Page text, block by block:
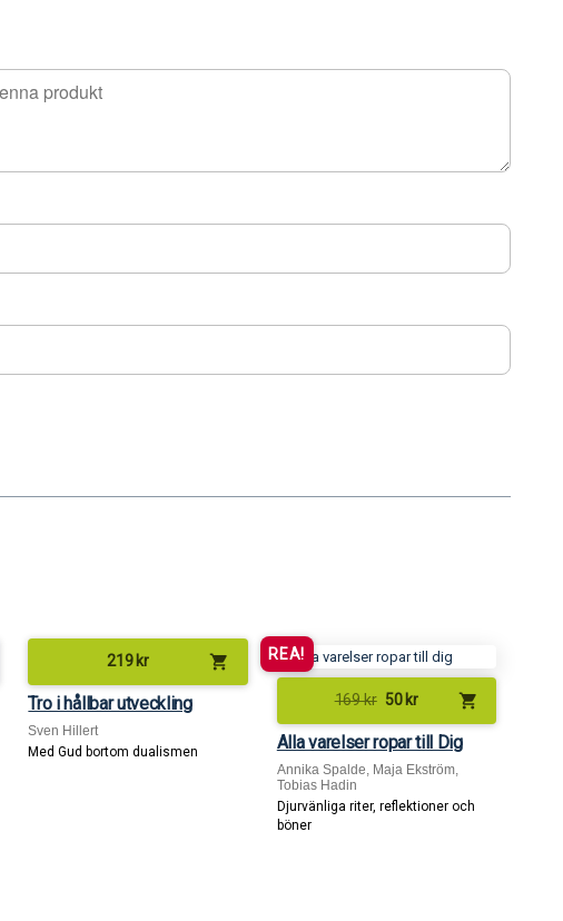
219 kr shopping_cart
Tro i hållbar utveckling
Sven Hillert
Med Gud bortom dualismen
REA!
169kr 50 kr shopping_cart
Alla varelser ropar till Dig
Annika Spalde, Maja Ekström,
Tobias Hadin
Djurvänliga riter, reflektioner och
böner